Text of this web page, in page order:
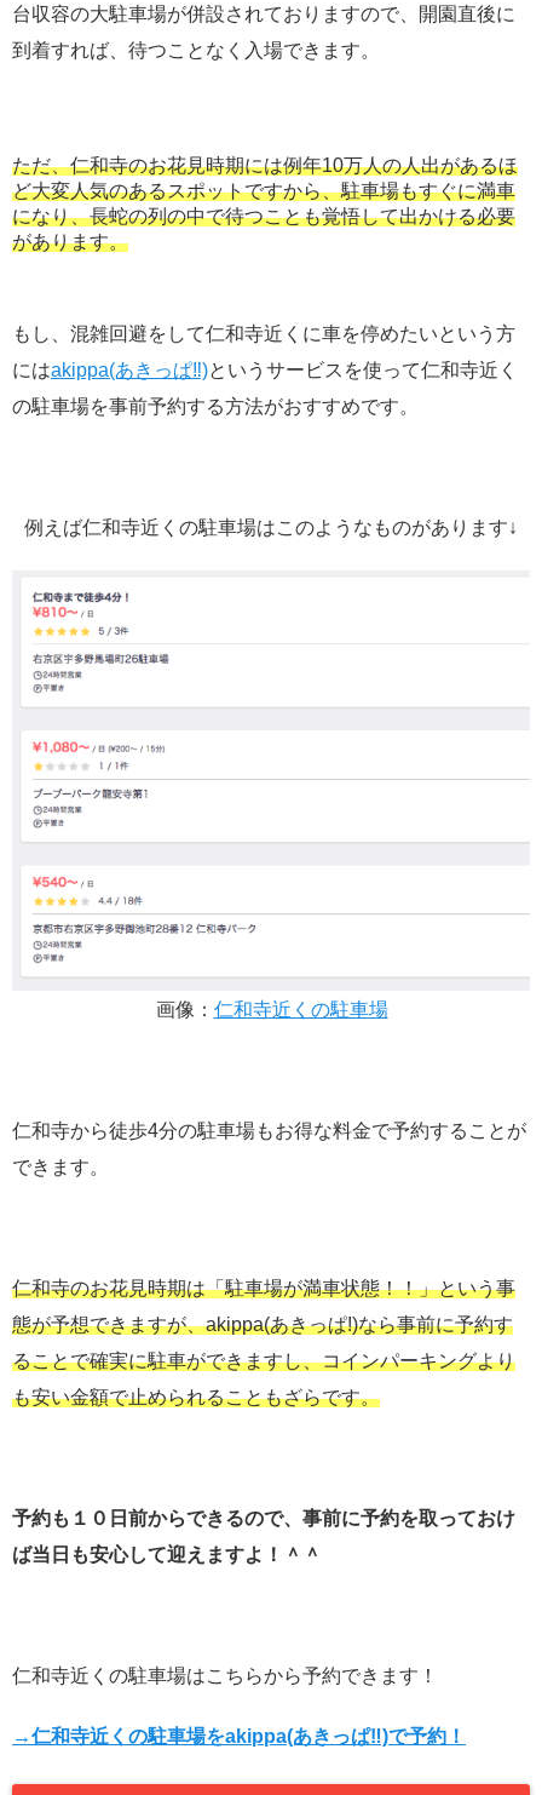
台収容の大駐車場が併設されておりますので、開園直後に
到着すれば、待つことなく入場できます。
ただ、仁和寺のお花見時期には例年10万人の人出があるほ
ど大変人気のあるスポットですから、駐車場もすぐに満車
になり、長蛇の列の中で待つことも覚悟して出かける必要
があります。
もし、混雑回避をして仁和寺近くに車を停めたいという方
にはakippa(あきっぱ‼︎)というサービスを使って仁和寺近く
の駐車場を事前予約する方法がおすすめです。
例えば仁和寺近くの駐車場はこのようなものがあります↓
画像： 仁和寺近くの駐車場
仁和寺から徒歩4分の駐車場もお得な料金で予約することが
できます。
仁和寺のお花見時期は「駐車場が満車状態！！」という事
態が予想できますが、akippa(あきっぱ!)なら事前に予約す
ることで確実に駐車ができますし、コインパーキングより
も安い金額で止められることもざらです。
予約も１０日前からできるので、事前に予約を取っておけ
ば当日も安心して迎えますよ！＾＾
仁和寺近くの駐車場はこちらから予約できます！
→仁和寺近くの駐車場をakippa(あきっぱ‼︎)で予約！